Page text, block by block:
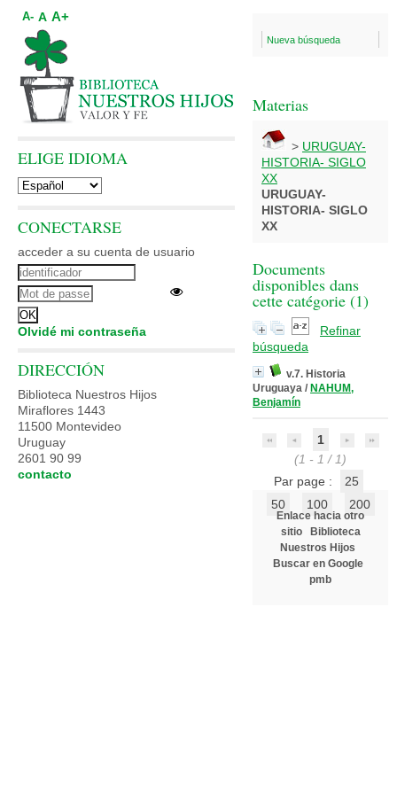
Nueva búsqueda
Materias
> URUGUAY-
HISTORIA- SIGLO
XX
URUGUAY-
HISTORIA- SIGLO
XX
Documents
disponibles dans
cette catégorie (1)
Refinar
búsqueda
v.7. Historia
Uruguaya / NAHUM,
Benjamín
1
(1 - 1 / 1)
Par page :
25
50
100 200
Enlace hacia otro
sitio
Biblioteca
Nuestros Hijos
Buscar en Google
pmb
A- A A+
ELIGE IDIOMA
CONECTARSE
acceder a su cuenta de usuario
Olvidé mi contraseña
DIRECCIÓN
Biblioteca Nuestros Hijos
Miraflores 1443
11500 Montevideo
Uruguay
2601 90 99
contacto